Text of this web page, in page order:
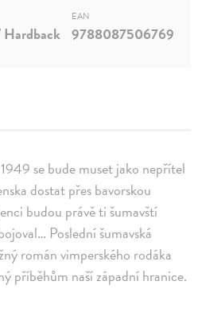
se bude muset jako nepřítel
dostat přes bavorskou
budou právě ti šumavští
Poslední šumavská
román vimperského rodáka
příběhům naší západní hranice.
Hardback
EAN
9788087506769